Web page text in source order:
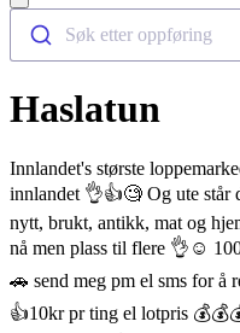
Søk etter oppføring
Haslatun
Innlandet's største
innlandet 👌👍🧐 Og ute står
nytt, brukt, antikk, mat og
nå men plass til flere 👌☺️
🚗 send meg pm el sms for å
👍10kr pr ting el lotpris